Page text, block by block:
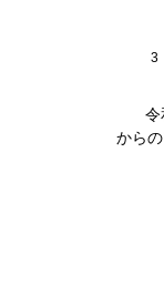
3
令
から